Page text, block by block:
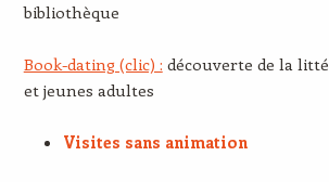
bibliothèque
Book-dating (clic) : découverte de la
et jeunes adultes
Visites sans animation